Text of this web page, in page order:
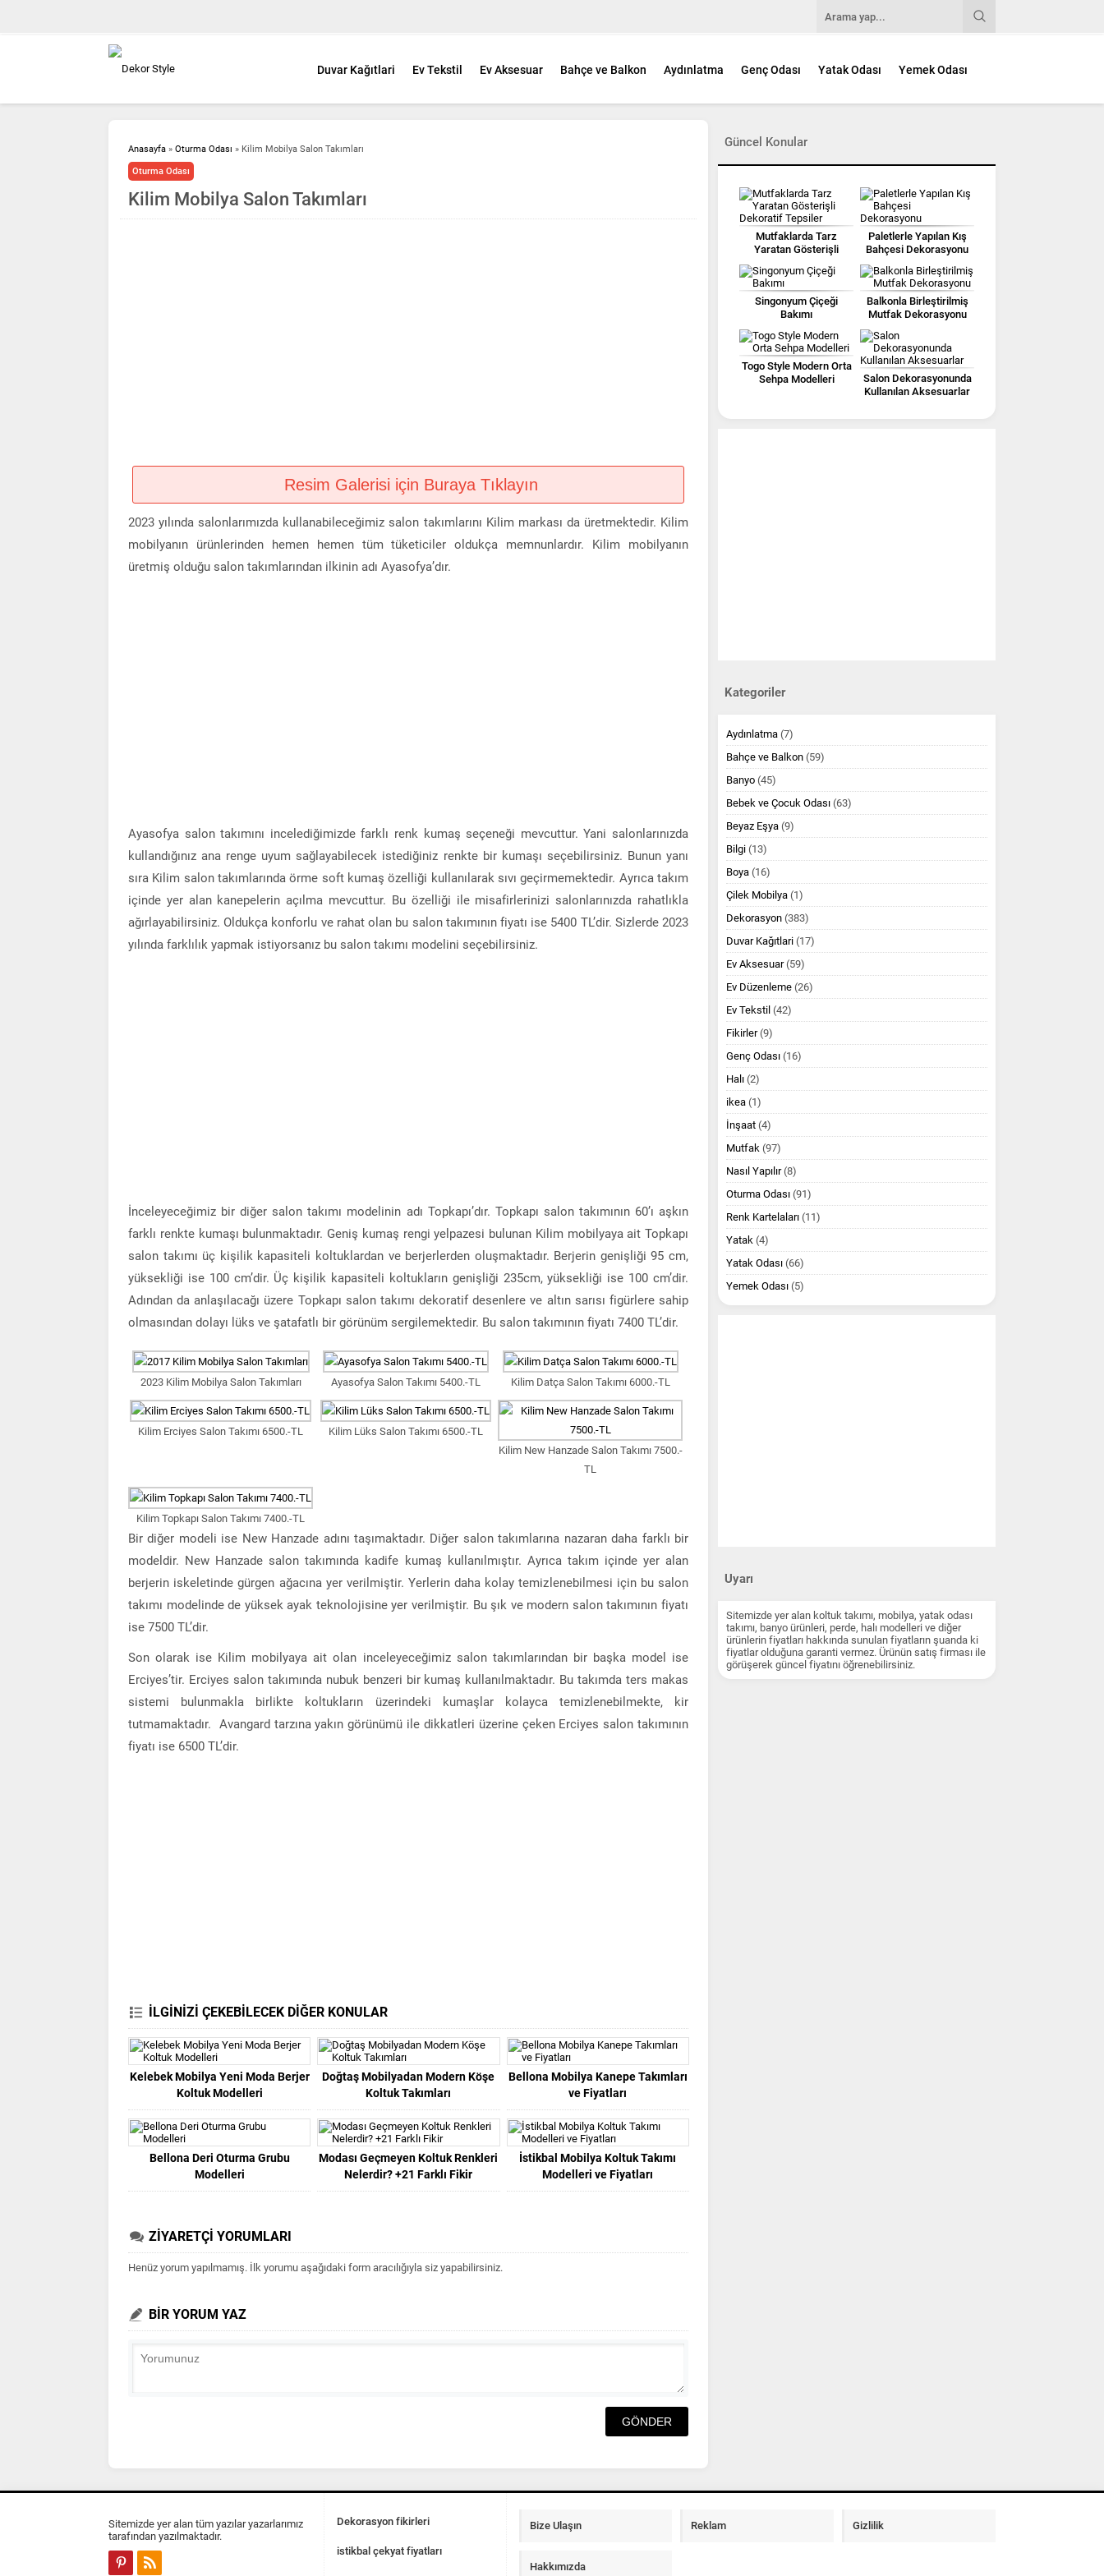
Duvar Kağıtlari Ev Tekstil Ev Aksesuar Bahçe ve Balkon Aydınlatma Genç Odası Yatak Odası Yemek Odası
Anasayfa » Oturma Odası » Kilim Mobilya Salon Takımları
Oturma Odası
Kilim Mobilya Salon Takımları
Resim Galerisi için Buraya Tıklayın
2023 yılında salonlarımızda kullanabileceğimiz salon takımlarını Kilim markası da üretmektedir. Kilim
mobilyanın ürünlerinden hemen hemen tüm tüketiciler oldukça memnunlardır. Kilim mobilyanın
üretmiş olduğu salon takımlarından ilkinin adı Ayasofya’dır.
Ayasofya salon takımını incelediğimizde farklı renk kumaş seçeneği mevcuttur. Yani salonlarınızda
kullandığınız ana renge uyum sağlayabilecek istediğiniz renkte bir kumaşı seçebilirsiniz. Bunun yanı
sıra Kilim salon takımlarında örme soft kumaş özelliği kullanılarak sıvı geçirmemektedir. Ayrıca takım
içinde yer alan kanepelerin açılma mevcuttur. Bu özelliği ile misafirlerinizi salonlarınızda rahatlıkla
ağırlayabilirsiniz. Oldukça konforlu ve rahat olan bu salon takımının fiyatı ise 5400 TL’dir. Sizlerde 2023
yılında farklılık yapmak istiyorsanız bu salon takımı modelini seçebilirsiniz.
İnceleyeceğimiz bir diğer salon takımı modelinin adı Topkapı’dır. Topkapı salon takımının 60’ı aşkın
farklı renkte kumaşı bulunmaktadır. Geniş kumaş rengi yelpazesi bulunan Kilim mobilyaya ait Topkapı
salon takımı üç kişilik kapasiteli koltuklardan ve berjerlerden oluşmaktadır. Berjerin genişliği 95 cm,
yüksekliği ise 100 cm’dir. Üç kişilik kapasiteli koltukların genişliği 235cm, yüksekliği ise 100 cm’dir.
Adından da anlaşılacağı üzere Topkapı salon takımı dekoratif desenlere ve altın sarısı figürlere sahip
olmasından dolayı lüks ve şatafatlı bir görünüm sergilemektedir. Bu salon takımının fiyatı 7400 TL’dir.
2023 Kilim Mobilya Salon Takımları Ayasofya Salon Takımı 5400.-TL Kilim Datça Salon Takımı 6000.-TL
Kilim Erciyes Salon Takımı 6500.-TL
Kilim Lüks Salon Takımı 6500.-TL
Kilim New Hanzade Salon Takımı 7500.-
TL
Kilim Topkapı Salon Takımı 7400.-TL
Bir diğer modeli ise New Hanzade adını taşımaktadır. Diğer salon takımlarına nazaran daha farklı bir
modeldir. New Hanzade salon takımında kadife kumaş kullanılmıştır. Ayrıca takım içinde yer alan
berjerin iskeletinde gürgen ağacına yer verilmiştir. Yerlerin daha kolay temizlenebilmesi için bu salon
takımı modelinde de yüksek ayak teknolojisine yer verilmiştir. Bu şık ve modern salon takımının fiyatı
ise 7500 TL’dir.
Son olarak ise Kilim mobilyaya ait olan inceleyeceğimiz salon takımlarından bir başka model ise
Erciyes’tir. Erciyes salon takımında nubuk benzeri bir kumaş kullanılmaktadır. Bu takımda ters makas
sistemi bulunmakla birlikte koltukların üzerindeki kumaşlar kolayca temizlenebilmekte, kir
tutmamaktadır. Avangard tarzına yakın görünümü ile dikkatleri üzerine çeken Erciyes salon takımının
fiyatı ise 6500 TL’dir.
İLGİNİZİ ÇEKEBİLECEK DİĞER KONULAR
Kelebek Mobilya Yeni Moda Berjer
Koltuk Modelleri
Doğtaş Mobilyadan Modern Köşe
Koltuk Takımları
Bellona Mobilya Kanepe Takımları
ve Fiyatları
Bellona Deri Oturma Grubu
Modelleri
Modası Geçmeyen Koltuk Renkleri
Nelerdir? +21 Farklı Fikir
İstikbal Mobilya Koltuk Takımı
Modelleri ve Fiyatları
ZİYARETÇİ YORUMLARI
Henüz yorum yapılmamış. İlk yorumu aşağıdaki form aracılığıyla siz yapabilirsiniz.
BİR YORUM YAZ
Güncel Konular
Mutfaklarda Tarz
Yaratan Gösterişli
Paletlerle Yapılan Kış
Bahçesi Dekorasyonu
Singonyum Çiçeği
Bakımı
Balkonla Birleştirilmiş
Mutfak Dekorasyonu
Togo Style Modern Orta
Sehpa Modelleri
Salon Dekorasyonunda
Kullanılan Aksesuarlar
Kategoriler
Aydınlatma (7)
Bahçe ve Balkon (59)
Banyo (45)
Bebek ve Çocuk Odası (63)
Beyaz Eşya (9)
Bilgi (13)
Boya (16)
Çilek Mobilya (1)
Dekorasyon (383)
Duvar Kağıtlari (17)
Ev Aksesuar(59)
Ev Düzenleme (26)
Ev Tekstil (42)
Fikirler(9)
Genç Odası (16)
Halı (2)
ikea (1)
İnşaat (4)
Mutfak (97)
Nasıl Yapılır(8)
Oturma Odası (91)
Renk Kartelaları (11)
Yatak (4)
Yatak Odası (66)
Yemek Odası (5)
Uyarı
Sitemizde yer alan koltuk takımı, mobilya, yatak odası
takımı, banyo ürünleri, perde, halı modelleri ve diğer
ürünlerin fiyatları hakkında sunulan fiyatların şuanda ki
fiyatlar olduğuna garanti vermez. Ürünün satış firması ile
görüşerek güncel fiyatını öğrenebilirsiniz.
Sitemizde yer alan tüm yazılar yazarlarımız
tarafından yazılmaktadır.
Dekorasyon fikirleri
istikbal çekyat fiyatları
Bize Ulaşın Reklam Gizlilik
Hakkımızda